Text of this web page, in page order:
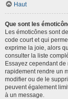
Haut
Que sont les
Les émoticônes sont
code court et qui
exprime la joie, alors
consulter la liste
Essayez cependant
rapidement rendre un
modifier ou de le
peuvent également
à un message.